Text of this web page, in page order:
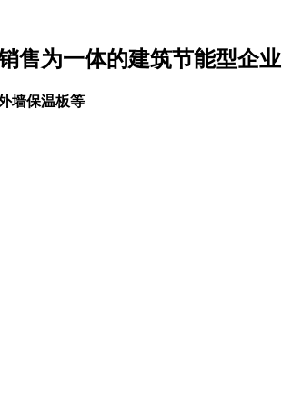
售为一体的建筑节能型企业
墙保温板等